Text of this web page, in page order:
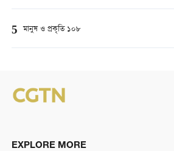
5 মানুষ ও প্রকৃতি ১০৮
EXPLORE MORE